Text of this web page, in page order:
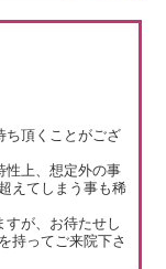
ち頂くことがござ
性上、想定外の事
えてしまう事も稀
すが、お待たせし
持ってご来院下さ